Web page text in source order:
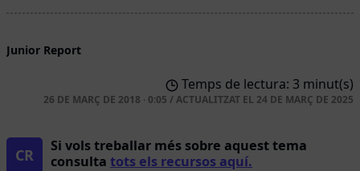
Junior Report
Temps de lectura: 3 minut(s)
26 DE MARÇ DE 2018 · 0:05 /ACTUALITZAT EL 24 DE MARÇ DE 2025
CR
Si vols treballar més sobre aquest tema
consulta tots els recursos aquí.